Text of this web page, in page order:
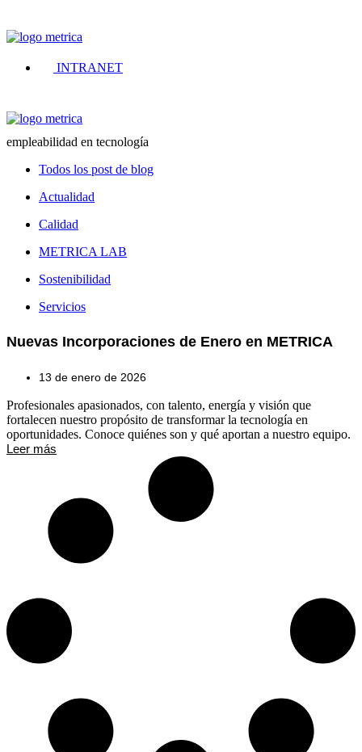
al
contenido
INTRANET
empleabilidad en tecnología
Todos los post de blog
Actualidad
Calidad
METRICA LAB
Sostenibilidad
Servicios
Nuevas Incorporaciones de Enero en METRICA
13 de enero de 2026
Profesionales apasionados, con talento, energía y visión que
fortalecen nuestro propósito de transformar la tecnología en
oportunidades. Conoce quiénes son y qué aportan a nuestro equipo.
Leer más